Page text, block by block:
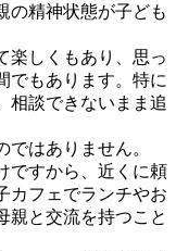
の精神状態が子ども
楽しくもあり、思っ
でもあります。特に
相談できないまま追
はありません。
ですから、近くに頼
カフェでランチやお
親と交流を持つこと